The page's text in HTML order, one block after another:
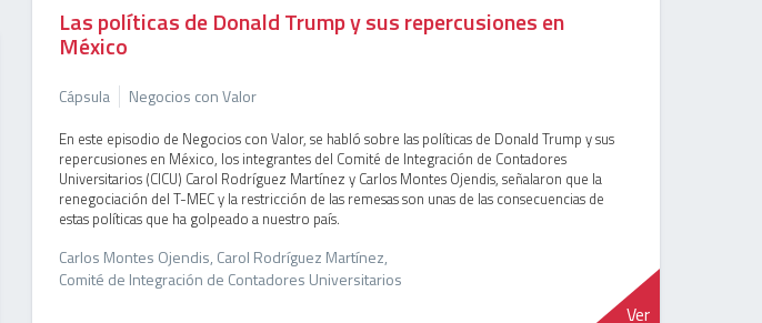
Las políticas de Donald Trump y sus repercusiones en
México
Cápsula Negocios con Valor
En este episodio de Negocios con Valor, se habló sobre las políticas de Donald Trump y sus
repercusiones en México, los integrantes del Comité de Integración de Contadores
Universitarios (CICU) Carol Rodríguez Martínez y Carlos Montes Ojendis, señalaron que la
renegociación del T-MEC y la restricción de las remesas son unas de las consecuencias de
estas políticas que ha golpeado a nuestro país.
Carlos Montes Ojendis, Carol Rodríguez Martínez,
Comité de Integración de Contadores Universitarios
Ver